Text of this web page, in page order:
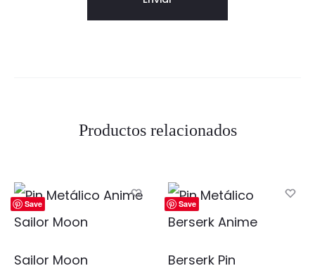
Productos relacionados
Save
Sailor Moon
Save
Berserk Pin